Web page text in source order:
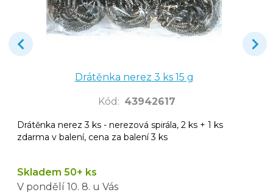
Drátěnka nerez 3 ks 15 g
Kód : 43942617
Drátěnka nerez 3 ks - nerezová spirála, 2 ks + 1 ks
zdarma v balení, cena za balení 3 ks
Skladem 50+ ks
V pondělí 10. 8. u Vás